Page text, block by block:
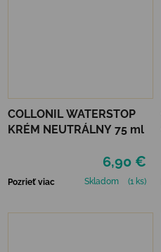
COLLONIL WATERSTOP
KRÉM NEUTRÁLNY 75 ml
6,90 €
Pozrieť viac Skladom (1 ks)